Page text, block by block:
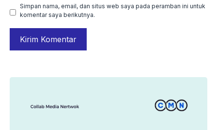
Simpan nama, email, dan situs web saya pada peramban ini untuk
komentar saya berikutnya.